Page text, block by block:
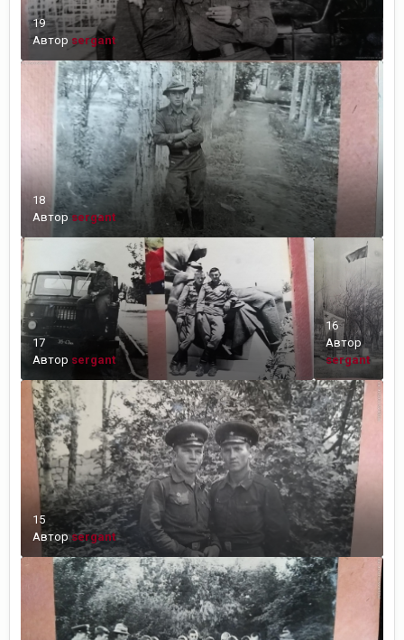
19
Автор sergant
18
Автор sergant
17
Автор sergant
16
Автор
sergant
15
Авторsergant